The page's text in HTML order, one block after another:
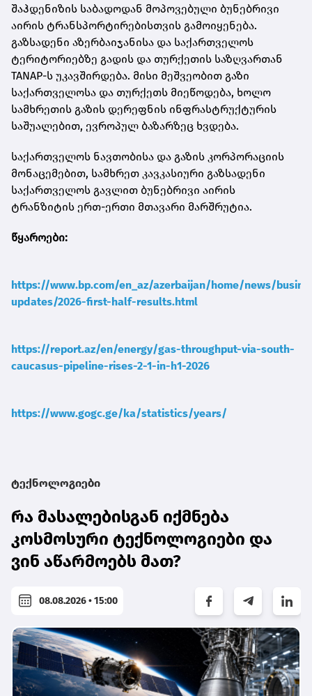
შაჰდენიზის საბადოდან მოპოვებული ბუნებრივი
აირის ტრანსპორტირებისთვის გამოიყენება.
გაზსადენი აზერბაიჯანისა და საქართველოს
ტერიტორიებზე გადის და თურქეთის საზღვართან
TANAP-ს უკავშირდება. მისი მეშვეობით გაზი
საქართველოსა და თურქეთს მიეწოდება, ხოლო
სამხრეთის გაზის დერეფნის ინფრასტრუქტურის
საშუალებით, ევროპულ ბაზარზეც ხვდება.
საქართველოს ნავთობისა და გაზის კორპორაციის
მონაცემებით, სამხრეთ კავკასიური გაზსადენი
საქართველოს გავლით ბუნებრივი აირის
ტრანზიტის ერთ-ერთი მთავარი მარშრუტია.
წყაროები:
https://www.bp.com/en_az/azerbaijan/home/news/
updates/2026-first-half-results.html
https://report.az/en/energy/gas-throughput-via-south-
caucasus-pipeline-rises-2-1-in-h1-2026
https://www.gogc.ge/ka/statistics/years/
ტექნოლოგიები
რა მასალებისგან იქმნება
კოსმოსური ტექნოლოგიები და
ვინ აწარმოებს მათ?
08.08.2026 • 15:00